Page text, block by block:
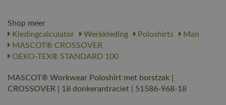
Shop meer
Kledingcalculator
Werkkleding Poloshirts
Man
MASCOT® CROSSOVER
OEKO-TEX® STANDARD 100
MASCOT® Workwear Poloshirt met borstzak |
CROSSOVER | 18 donkerantraciet | 51586-968-18